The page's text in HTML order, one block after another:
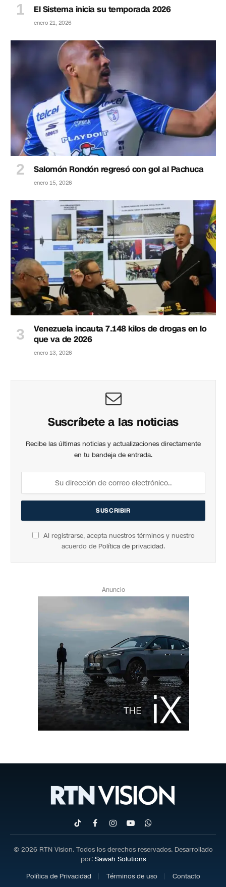
El Sistema inicia su temporada 2026
enero 21, 2026
Salomón Rondón regresó con gol al Pachuca
enero 15, 2026
Venezuela incauta 7.148 kilos de drogas en lo
que va de 2026
enero 13, 2026
Suscríbete a las noticias
Recibe las últimas noticias y actualizaciones directamente
en tu bandeja de entrada.
Al registrarse, acepta nuestros términos y nuestro
acuerdo de Política de privacidad.
Anuncio
TikTokFacebookInstagram
YouTubeWhatsApp
© 2026 RTN Vision. Todos los derechos reservados. Desarrollado
por: Sawah Solutions
Política de Privacidad
Términos de uso Contacto